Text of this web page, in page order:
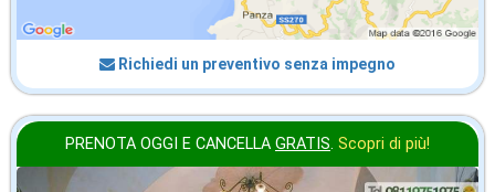
Richiedi un preventivo senza impegno
PRENOTA OGGI E CANCELLA GRATIS. Scopri di più!